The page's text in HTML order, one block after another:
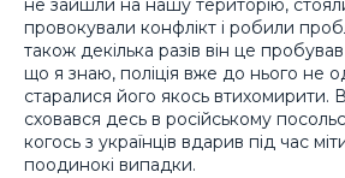
не зайшли на нашу територію,
провокували конфлікт і робили
також декілька разів він це
що я знаю, поліція вже до нього не
старалися його якось втихомирити.
сховався десь в російському
когось з українців вдарив під час
поодинокі випадки.